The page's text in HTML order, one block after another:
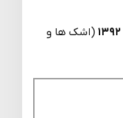
(اشک ها و